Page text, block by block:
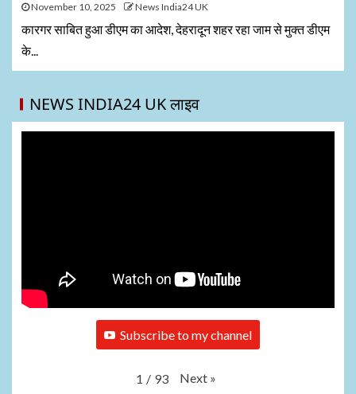
November 10, 2025 News India24 UK
कारगर साबित हुआ डीएम का आदेश, देहरादून शहर रहा जाम से मुक्त डीएम
के...
NEWS INDIA24 UK लाइव
Subscribe to my channel
1 / 93 Next »